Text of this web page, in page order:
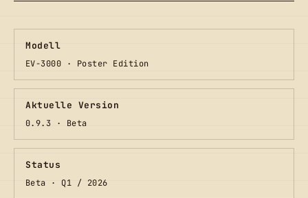
Modell
EV-3000 · Poster Edition
Aktuelle Version
0.9.3 · Beta
Status
Beta · Q1 / 2026